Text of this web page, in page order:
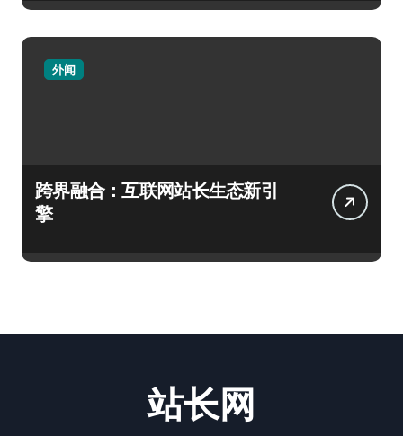
外闻
跨界融合：互联网站长生态新引
擎
站长网